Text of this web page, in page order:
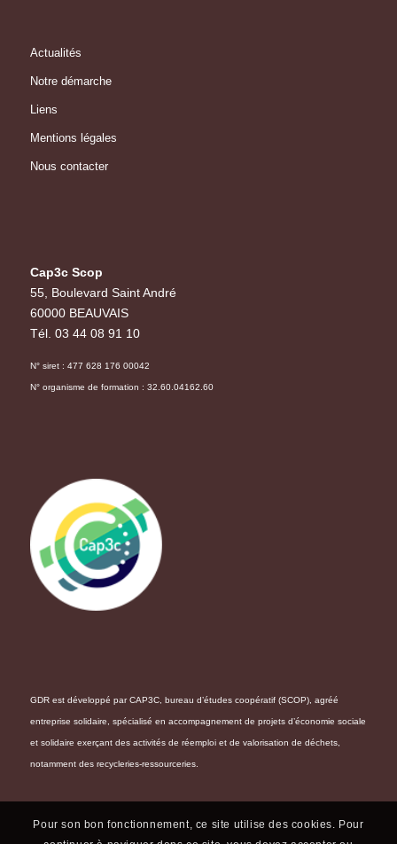
Actualités
Notre démarche
Liens
Mentions légales
Nous contacter
Cap3c Scop
55, Boulevard Saint André
60000 BEAUVAIS
Tél. 03 44 08 91 10
N° siret : 477 628 176 00042
N° organisme de formation : 32.60.04162.60
GDR est développé par CAP3C, bureau d’études coopératif (SCOP), agréé
entreprise solidaire, spécialisé en accompagnement de projets d’économie sociale
et solidaire exerçant des activités de réemploi et de valorisation de déchets,
notamment des recycleries-ressourceries.
Pour son bon fonctionnement, ce site utilise des cookies. Pour